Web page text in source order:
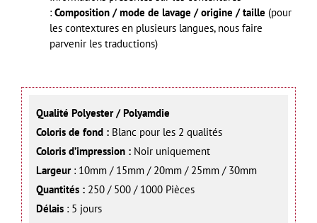
: Composition / mode de lavage / origine / taille (pour
les contextures en plusieurs langues, nous faire
parvenir les traductions)
Qualité Polyester / Polyamdie
Coloris de fond :Blanc pour les 2 qualités
Coloris d’impression :Noir uniquement
Largeur : 10mm / 15mm / 20mm / 25mm / 30mm
Quantités :250 / 500 / 1000 Pièces
Délais : 5 jours